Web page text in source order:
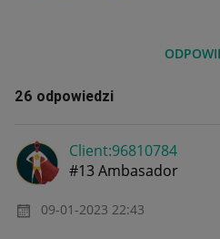
26 odpowiedzi
Client:96810784
#13 Ambasador
‎09-01-2023 22:43